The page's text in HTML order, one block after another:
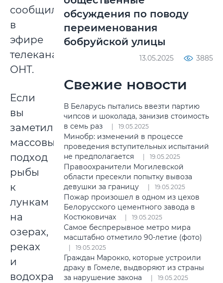
сообщили
в
эфире
телеканала
ОНТ.
Если
вы
заметили
массовый
подход
рыбы
к
лункам
на
озерах,
реках
и
водохранилищах
обсуждения по поводу
переименования
бобруйской улицы
13.05.2025 3885
Свежие новости
В Беларусь пытались ввезти партию
чипсов и шоколада, занизив стоимость
в семь раз
19.05.2025
Минобр: изменений в процессе
проведения вступительных испытаний
не предполагается
19.05.2025
Правоохранители Могилевской
области пресекли попытку вывоза
девушки за границу
19.05.2025
Пожар произошел в одном из цехов
Белорусского цементного завода в
Костюковичах
19.05.2025
Самое беспрерывное метро мира
масштабно отметило 90-летие (фото)
19.05.2025
Граждан Марокко, которые устроили
драку в Гомеле, выдворяют из страны
за нарушение закона
19.05.2025